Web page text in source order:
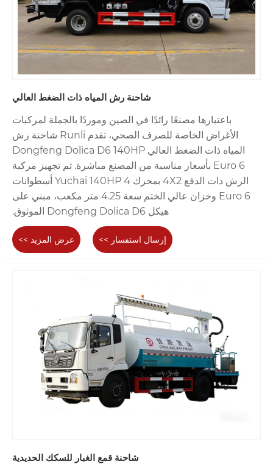
شاحنة رش المياه ذات الضغط العالي
باعتبارها مصنعًا رائدًا في الصين وموردًا بالجملة لمركبات
الأغراض الخاصة للصرف الصحي، تقدم Runli شاحنة رش
المياه ذات الضغط العالي Dongfeng Dolica D6 140HP
Euro 6 بأسعار مناسبة من المصنع مباشرة. تم تجهيز مركبة
الرش ذات الدفع 4X2 بمحرك Yuchai 140HP 4 أسطوانات
Euro 6 وخزان عالي الختم سعة 4.25 متر مكعب، مبني على
هيكل Dongfeng Dolica D6 الموثوق.
عرض المزيد >> إرسال استفسار >>
شاحنة قمع الغبار للسكك الحديدية